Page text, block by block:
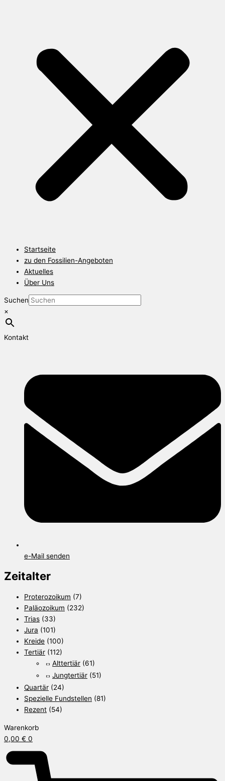
Startseite
zu den Fossilien-Angeboten
Aktuelles
Über Uns
Suchen
×
Kontakt
e-Mail senden
Zeitalter
Proterozoikum (7)
Paläozoikum (232)
Trias (33)
Jura (101)
Kreide (100)
Tertiär (112)
Alttertiär (61)
Jungtertiär (51)
Quartär (24)
Spezielle Fundstellen (81)
Rezent (54)
Warenkorb
0,00 € 0